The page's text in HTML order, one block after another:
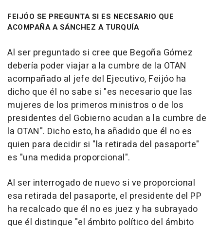
FEIJÓO SE PREGUNTA SI ES NECESARIO QUE
ACOMPAÑA A SÁNCHEZ A TURQUÍA
Al ser preguntado si cree que Begoña Gómez
debería poder viajar a la cumbre de la OTAN
acompañado al jefe del Ejecutivo, Feijóo ha
dicho que él no sabe si "es necesario que las
mujeres de los primeros ministros o de los
presidentes del Gobierno acudan a la cumbre de
la OTAN". Dicho esto, ha añadido que él no es
quien para decidir si "la retirada del pasaporte"
es "una medida proporcional".
Al ser interrogado de nuevo si ve proporcional
esa retirada del pasaporte, el presidente del PP
ha recalcado que él no es juez y ha subrayado
que él distingue "el ámbito político del ámbito